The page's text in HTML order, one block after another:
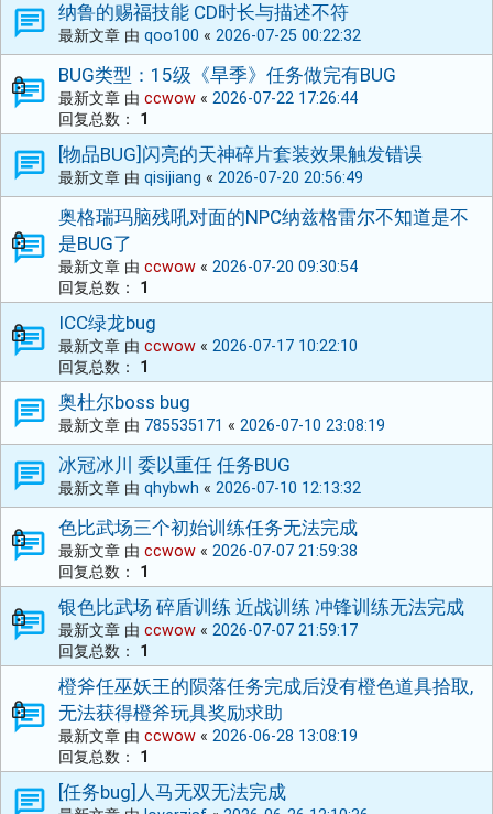
纳鲁的赐福技能 CD时长与描述不符
最新文章 由 qoo100 « 2026-07-25 00:22:32
BUG类型：15级《旱季》任务做完有BUG
最新文章 由 ccwow « 2026-07-22 17:26:44
回复总数： 1
[物品BUG]闪亮的天神碎片套装效果触发错误
最新文章 由 qisijiang « 2026-07-20 20:56:49
奥格瑞玛脑残吼对面的NPC纳兹格雷尔不知道是不
是BUG了
最新文章 由 ccwow « 2026-07-20 09:30:54
回复总数： 1
ICC绿龙bug
最新文章 由 ccwow « 2026-07-17 10:22:10
回复总数： 1
奥杜尔boss bug
最新文章 由 785535171 « 2026-07-10 23:08:19
冰冠冰川 委以重任 任务BUG
最新文章 由 qhybwh « 2026-07-10 12:13:32
色比武场三个初始训练任务无法完成
最新文章 由 ccwow « 2026-07-07 21:59:38
回复总数： 1
银色比武场 碎盾训练 近战训练 冲锋训练无法完成
最新文章 由 ccwow « 2026-07-07 21:59:17
回复总数： 1
橙斧任巫妖王的陨落任务完成后没有橙色道具拾取,
无法获得橙斧玩具奖励求助
最新文章 由 ccwow « 2026-06-28 13:08:19
回复总数： 1
[任务bug]人马无双无法完成